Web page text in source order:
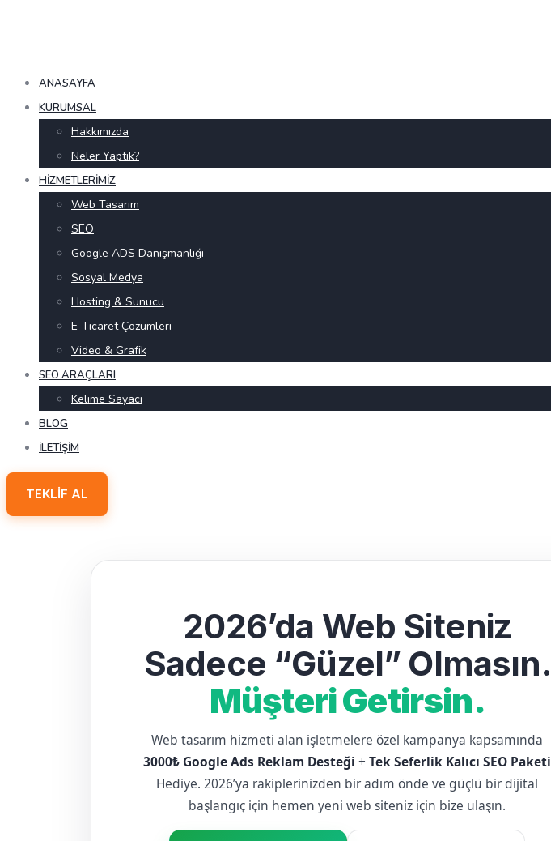
ANASAYFA
KURUMSAL
Hakkımızda
Neler Yaptık?
HIZMETLERIMIZ
Web Tasarım
SEO
Google ADS Danışmanlığı
Sosyal Medya
Hosting & Sunucu
E-Ticaret Çözümleri
Video & Grafik
SEO ARAÇLARI
Kelime Sayacı
BLOG
İLETIŞIM
TEKLIF AL
2026’da Web Siteniz
Sadece “Güzel” Olmasın.
Müşteri Getirsin.
Web tasarım hizmeti alan işletmelere özel kampanya kapsamında
3000₺ Google Ads Reklam Desteği +Tek Seferlik Kalıcı SEO Paketi
Hediye. 2026’ya rakiplerinizden bir adım önde ve güçlü bir dijital
başlangıç için hemen yeni web siteniz için bize ulaşın.